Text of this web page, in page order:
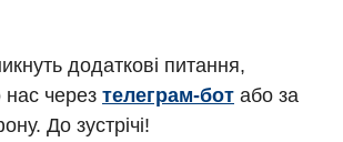
додаткові питання,
нас через телеграм-бот або за
До зустрічі!